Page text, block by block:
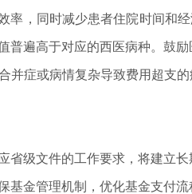
率，同时减少患者住院时间
普遍高于对应的西医病种。鼓
并症或病情复杂导致费用超支
级文件的工作要求，将建立长
基金管理机制，优化基金支付